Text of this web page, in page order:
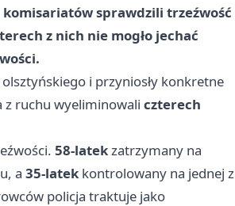
sprawdzili trzeźwość
z nich nie mogło jechać
i przyniosły konkretne
z ruchu wyeliminowali czterech
58-latekzatrzymany na
a 35-latek kontrolowany na jednej z
policja traktuje jako